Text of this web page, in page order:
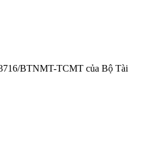
BTNMT-TCMT của Bộ Tài